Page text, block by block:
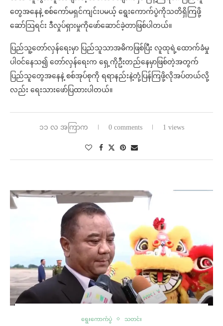
တွေအနေနဲ့ စစ်ကော်မရှင်ကျင်းပမယ့် ရွေးကောက်ပွဲကိုသတိရှိကြဖို့
ဆော်သြရင်း ဒီလှုပ်ရှားမှုကိုဖော်ဆောင်ခဲ့တာဖြစ်ပါတယ်။
ပြည်သူ့တော်လှန်ရေးမှာ ပြည်သူသာအဓိကဖြစ်ပြီး လူထုရဲ့ထောက်ခံမှု
ပါဝင်နေသ၍ တော်လှန်ရေးက ရှေ့ကိုဦးတည်နေမှာဖြစ်တဲ့အတွက်
ပြည်သူတွေအနေနဲ့ စစ်အုပ်စုကို ရရာနည်းနဲ့တုံ့ပြန်ကြဖို့လိုအပ်တယ်လို့
လည်း ရေးသားဖော်ပြထားပါတယ်။
၁၁ လ အကြာက 0 comments 1 views
ရွေးကောက်ပွဲ သတင်း